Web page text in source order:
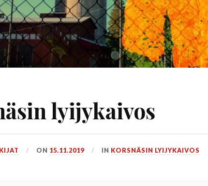
lyijykaivos
ON 15.11.2019 IN KORSNÄSIN LYIJYKAIVOS